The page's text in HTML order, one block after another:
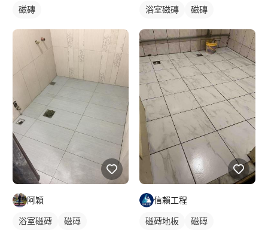
磁磚
阿穎
浴室磁磚 磁磚
浴室磁磚 磁磚
信賴工程
磁磚地板 磁磚